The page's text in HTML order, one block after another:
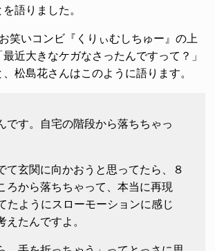
語りました。
笑いコンビ『くりぃむしちゅー』の上
近大きなケガなさったんですって？」
松島花さんはこのように語ります。
です。自宅の階段から落ちちゃっ
て玄関に向かおうと思ってたら、８
ろから落ちちゃって、本当に再現
たようにスローモーションに感じ
えたんですよ。